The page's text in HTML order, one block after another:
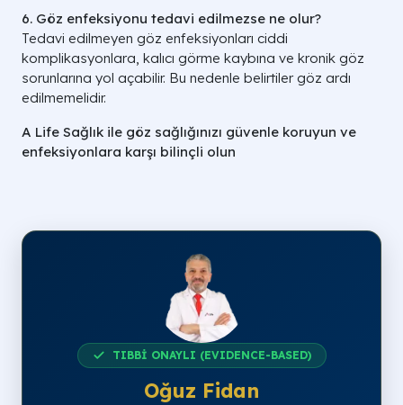
6. Göz enfeksiyonu tedavi edilmezse ne olur?
Tedavi edilmeyen göz enfeksiyonları ciddi
komplikasyonlara, kalıcı görme kaybına ve kronik göz
sorunlarına yol açabilir. Bu nedenle belirtiler göz ardı
edilmemelidir.
A Life Sağlık ile göz sağlığınızı güvenle koruyun ve
enfeksiyonlara karşı bilinçli olun
TIBBİ ONAYLI (EVIDENCE-BASED)
Oğuz Fidan